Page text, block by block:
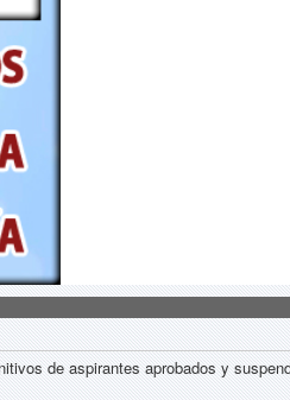
de aspirantes aprobados y